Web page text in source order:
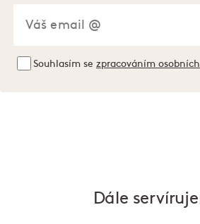
Souhlasím se zpracováním
Dále